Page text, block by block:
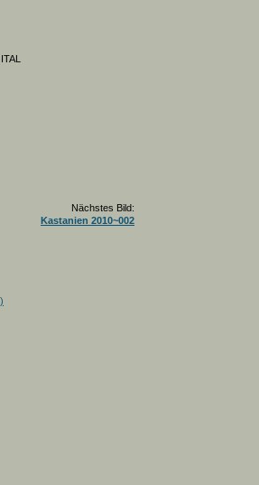
Nächstes Bild:
Kastanien 2010~002